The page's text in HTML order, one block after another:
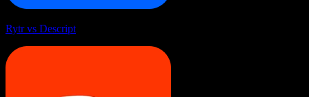
Rytr vs Descript